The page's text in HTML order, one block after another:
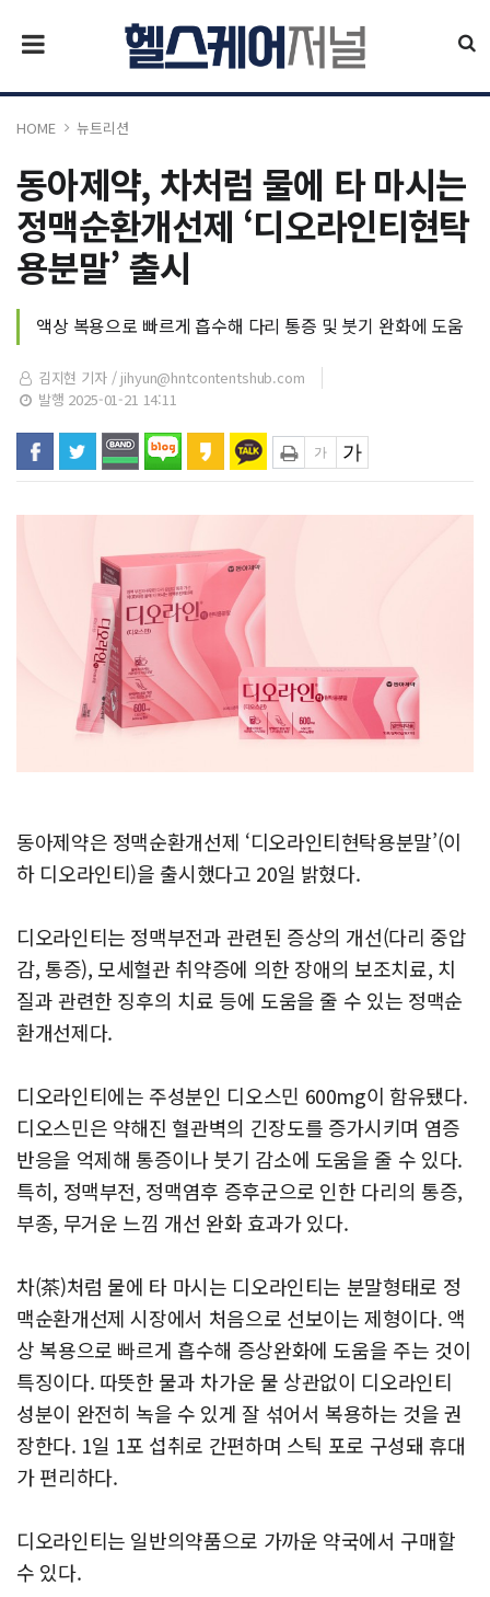
HOME 뉴트리션
동아제약, 차처럼 물에 타 마시는
정맥순환개선제 ‘디오라인티현탁
용분말’ 출시
액상 복용으로 빠르게 흡수해 다리 통증 및 붓기 완화에 도움
김지현 기자 / jihyun@hntcontentshub.com
발행 2025-01-21 14:11
동아제약은 정맥순환개선제 ‘디오라인티현탁용분말’(이
하 디오라인티)을 출시했다고 20일 밝혔다.
디오라인티는 정맥부전과 관련된 증상의 개선(다리 중압
감, 통증), 모세혈관 취약증에 의한 장애의 보조치료, 치
질과 관련한 징후의 치료 등에 도움을 줄 수 있는 정맥순
환개선제다.
디오라인티에는 주성분인 디오스민 600mg이 함유됐다.
디오스민은 약해진 혈관벽의 긴장도를 증가시키며 염증
반응을 억제해 통증이나 붓기 감소에 도움을 줄 수 있다.
특히, 정맥부전, 정맥염후 증후군으로 인한 다리의 통증,
부종, 무거운 느낌 개선 완화 효과가 있다.
차(茶)처럼 물에 타 마시는 디오라인티는 분말형태로 정
맥순환개선제 시장에서 처음으로 선보이는 제형이다. 액
상 복용으로 빠르게 흡수해 증상완화에 도움을 주는 것이
특징이다. 따뜻한 물과 차가운 물 상관없이 디오라인티
성분이 완전히 녹을 수 있게 잘 섞어서 복용하는 것을 권
장한다. 1일 1포 섭취로 간편하며 스틱 포로 구성돼 휴대
가 편리하다.
디오라인티는 일반의약품으로 가까운 약국에서 구매할
수 있다.